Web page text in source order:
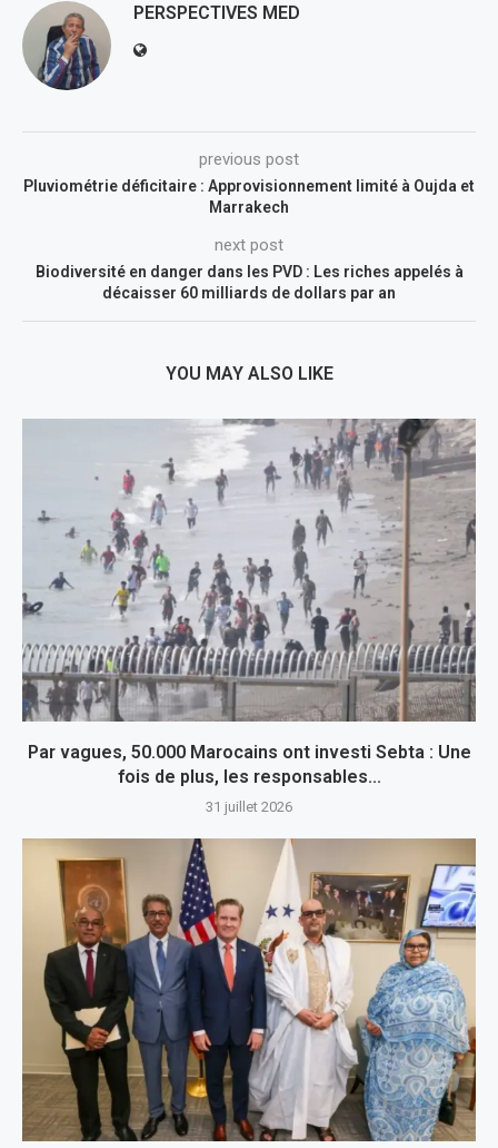
PERSPECTIVES MED
previous post
Pluviométrie déficitaire : Approvisionnement limité à Oujda et
Marrakech
next post
Biodiversité en danger dans les PVD : Les riches appelés à
décaisser 60 milliards de dollars par an
YOU MAY ALSO LIKE
Par vagues, 50.000 Marocains ont investi Sebta : Une
fois de plus, les responsables...
31 juillet 2026